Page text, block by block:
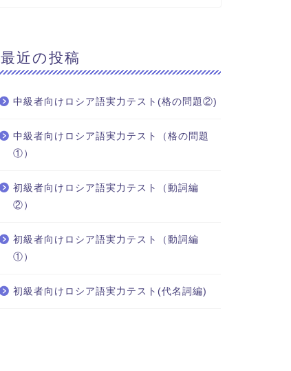
最近の投稿
中級者向けロシア語実力テスト(格の問題②)
中級者向けロシア語実力テスト（格の問題
①）
初級者向けロシア語実力テスト（動詞編
②）
初級者向けロシア語実力テスト（動詞編
①）
初級者向けロシア語実力テスト(代名詞編)